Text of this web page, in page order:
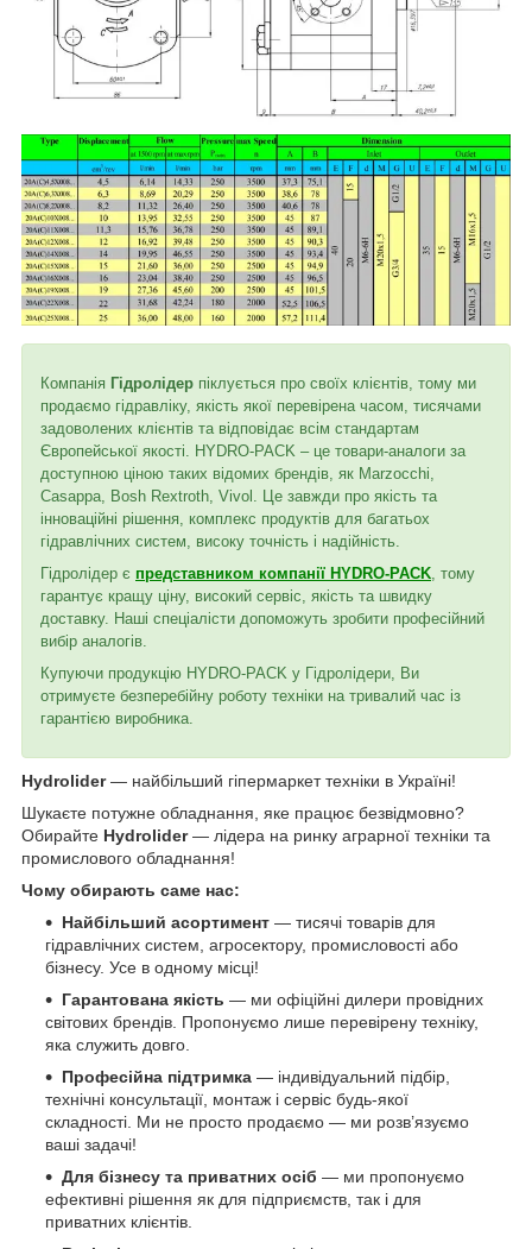
Компанія Гідролідер піклується про своїх клієнтів, тому ми
продаємо гідравліку, якість якої перевірена часом, тисячами
задоволених клієнтів та відповідає всім стандартам
Європейської якості. HYDRO-PACK – це товари-аналоги за
доступною ціною таких відомих брендів, як Marzocchi,
Casappa, Bosh Rextroth, Vivol. Це завжди про якість та
інноваційні рішення, комплекс продуктів для багатьох
гідравлічних систем, високу точність і надійність.
Гідролідер є представником компанії HYDRO-PACK , тому
гарантує кращу ціну, високий сервіс, якість та швидку
доставку. Наші спеціалісти допоможуть зробити професійний
вибір аналогів.
Купуючи продукцію HYDRO-PACK у Гідролідери, Ви
отримуєте безперебійну роботу техніки на тривалий час із
гарантією виробника.
Hydrolider— найбільший гіпермаркет техніки в Україні!
Шукаєте потужне обладнання, яке працює безвідмовно?
Обирайте Hydrolider— лідера на ринку аграрної техніки та
промислового обладнання!
Чому обирають саме нас:
Найбільший асортимент — тисячі товарів для
гідравлічних систем, агросектору, промисловості або
бізнесу. Усе в одному місці!
Гарантована якість — ми офіційні дилери провідних
світових брендів. Пропонуємо лише перевірену техніку,
яка служить довго.
Професійна підтримка — індивідуальний підбір,
технічні консультації, монтаж і сервіс будь-якої
складності. Ми не просто продаємо — ми розв’язуємо
ваші задачі!
Для бізнесу та приватних осіб — ми пропонуємо
ефективні рішення як для підприємств, так і для
приватних клієнтів.